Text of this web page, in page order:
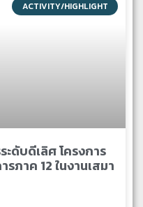
ACTIVITY/HIGHLIGHT
ดับดีเลิศ โครงการ
ภาค 12 ในงานเสมา